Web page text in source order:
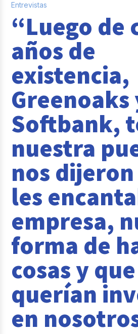
Sistema pagos y planillas
Entrevistas
Buk
Reclutamiento y selección
Casos de éxito
Tendencias y Data
Columna del Experto
Pago de nómina
Reclutamiento y Selección
Entrevistas
“Luego de
años de
existencia,
Greenoaks
Softbank,
nuestra
nos
les
empresa,
forma de
cosas y que
querían
en